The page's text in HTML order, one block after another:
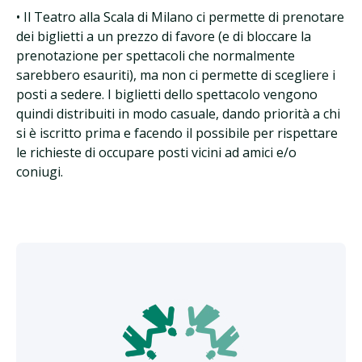
• Il Teatro alla Scala di Milano ci permette di prenotare
dei biglietti a un prezzo di favore (e di bloccare la
prenotazione per spettacoli che normalmente
sarebbero esauriti), ma non ci permette di scegliere i
posti a sedere. I biglietti dello spettacolo vengono
quindi distribuiti in modo casuale, dando priorità a chi
si è iscritto prima e facendo il possibile per rispettare
le richieste di occupare posti vicini ad amici e/o
coniugi.